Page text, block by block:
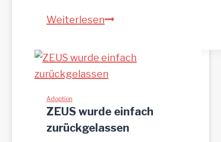
p
a
t
e
s
WeiterlesenN
A
ü
b
Adoption
ZEUS wurde einfach
zurückgelassen